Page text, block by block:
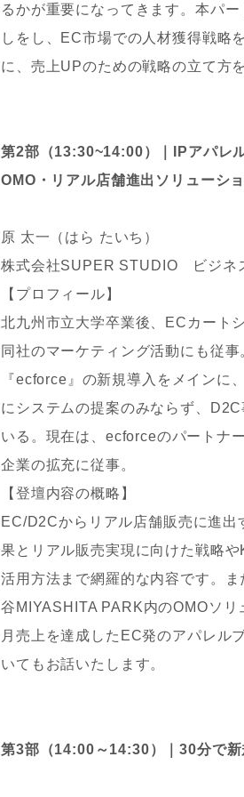
るかが重要になってきます。本パ
しをし、EC市場での人材獲得戦略
に、売上UPのための戦略の立て方
第2部（13:30~14:00）｜IPアパレ
OMO・リアル店舗進出ソリューシ
原 太一（はら たいち）
株式会社SUPER STUDIO ビジネ
‍‍【プロフィール】
北九州市立大学卒業後、ECカート
同社のマーケティング活動にも従
『ecforce』の新規導入をメインに
にシステムの提案のみならず、
いる。現在は、ecforceのパートナ
企業の拡充に従事。
‍【登壇内容の概略】‍
EC/D2Cからリアル店舗販売に進
果とリアル販売実現に向けた戦略
活用方法まで網羅的な内容です。
谷MIYASHITA PARK内のOMOソ
月売上を達成したEC発のアパレル
いてもお話いたします。
第3部（14:00～14:30）｜30分で